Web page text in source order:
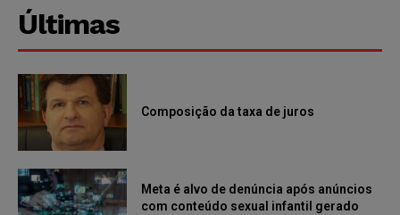
Últimas
Composição da taxa de juros
Meta é alvo de denúncia após anúncios
com conteúdo sexual infantil gerado